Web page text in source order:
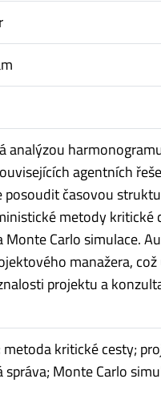
analýzou
agentních
posoudit časovou
metody kritické
Monte Carlo simulace.
manažera,
projektu a
kritické cesty;
správa; Monte Carlo